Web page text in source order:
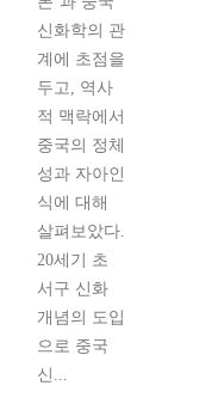
신화학의 관
계에 초점을
두고, 역사
적 맥락에서
중국의 정체
성과 자아인
식에 대해
살펴보았다.
20세기 초
서구 신화
개념의 도입
으로 중국
신...